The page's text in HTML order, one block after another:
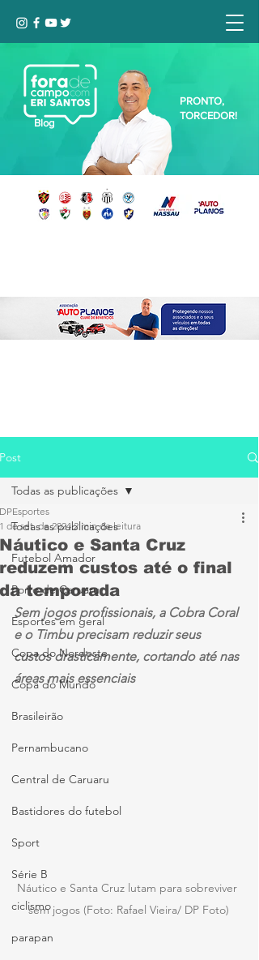
Blog
PRONTO,
TORCEDOR!
Post
Todas as publicações
Futebol Amador
Porto de Caruaru
Esportes em geral
Copa do Nordeste
Copa do Mundo
Brasileirão
Pernambucano
Central de Caruaru
Bastidores do futebol
Sport
Série B
ciclismo
parapan
Todas as publicações
Náutico e Santa Cruz
reduzem custos até o final
da temporada
DPEsportes
1 de set. de 2024 2 min de leitura
Sem jogos profissionais, a Cobra Coral
e o Timbu precisam reduzir seus
custos drasticamente, cortando até nas
áreas mais essenciais
Náutico e Santa Cruz lutam para sobreviver
sem jogos (Foto: Rafael Vieira/ DP Foto)